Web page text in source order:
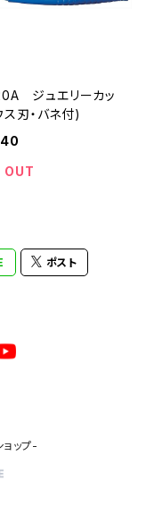
ジュエリーカッ
刃・バネ付)
OUT
ポスト
ップ-